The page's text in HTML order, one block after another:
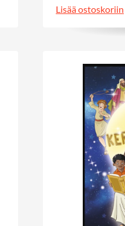
näytti mietteliäältä.
Lisää ostoskoriin